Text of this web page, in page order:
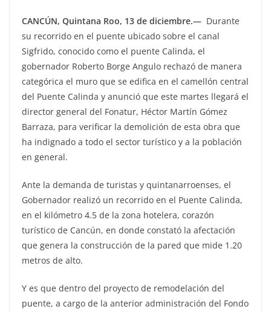
CANCÚN, Quintana Roo, 13 de diciembre.— Durante
su recorrido en el puente ubicado sobre el canal
Sigfrido, conocido como el puente Calinda, el
gobernador Roberto Borge Angulo rechazó de manera
categórica el muro que se edifica en el camellón central
del Puente Calinda y anunció que este martes llegará el
director general del Fonatur, Héctor Martín Gómez
Barraza, para verificar la demolición de esta obra que
ha indignado a todo el sector turístico y a la población
en general.
Ante la demanda de turistas y quintanarroenses, el
Gobernador realizó un recorrido en el Puente Calinda,
en el kilómetro 4.5 de la zona hotelera, corazón
turístico de Cancún, en donde constató la afectación
que genera la construcción de la pared que mide 1.20
metros de alto.
Y es que dentro del proyecto de remodelación del
puente, a cargo de la anterior administración del Fondo